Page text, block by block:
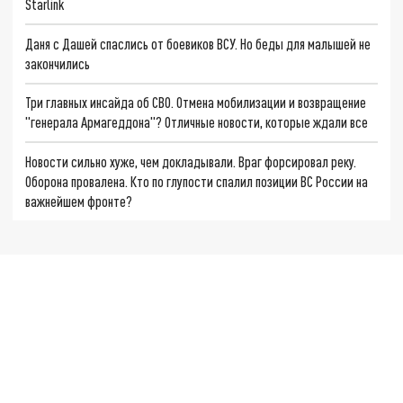
Starlink
Даня с Дашей спаслись от боевиков ВСУ. Но беды для малышей не
закончились
Три главных инсайда об СВО. Отмена мобилизации и возвращение
"генерала Армагеддона"? Отличные новости, которые ждали все
Новости сильно хуже, чем докладывали. Враг форсировал реку.
Оборона провалена. Кто по глупости спалил позиции ВС России на
важнейшем фронте?